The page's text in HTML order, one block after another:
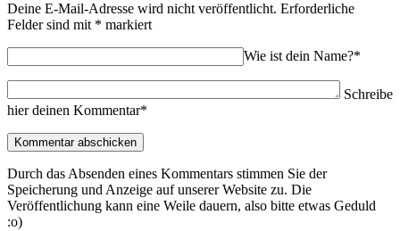
Deine E-Mail-Adresse wird nicht veröffentlicht. Erforderliche
Felder sind mit * markiert
Wie ist dein Name?*
Schreibe
hier deinen Kommentar*
Durch das Absenden eines Kommentars stimmen Sie der
Speicherung und Anzeige auf unserer Website zu. Die
Veröffentlichung kann eine Weile dauern, also bitte etwas Geduld
:o)